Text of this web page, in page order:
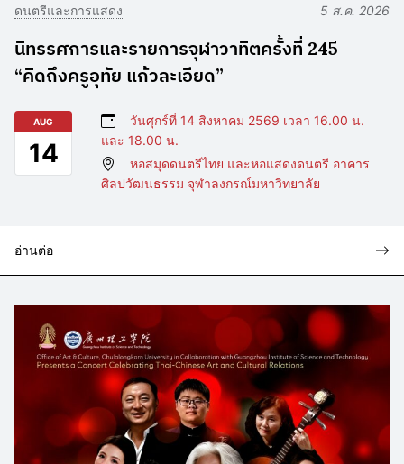
ดนตรีและการแสดง 5 ส.ค. 2026
นิทรรศการและรายการจุฬาวาทิตครั้งที่ 245
“คิดถึงครูอุทัย แก้วละเอียด”
AUG
14
วันศุกร์ที่ 14 สิงหาคม 2569 เวลา 16.00 น.
และ 18.00 น.
หอสมุดดนตรีไทย และหอแสดงดนตรี อาคาร
ศิลปวัฒนธรรม จุฬาลงกรณ์มหาวิทยาลัย
อ่านต่อ